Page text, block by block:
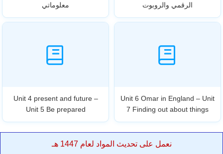
الرقمي والروبوت
معلوماتي
Unit 6 Omar in England – Unit
7 Finding out about things
Unit 4 present and future –
Unit 5 Be prepared
نعمل على تحديث المواد لعام 1447 هـ